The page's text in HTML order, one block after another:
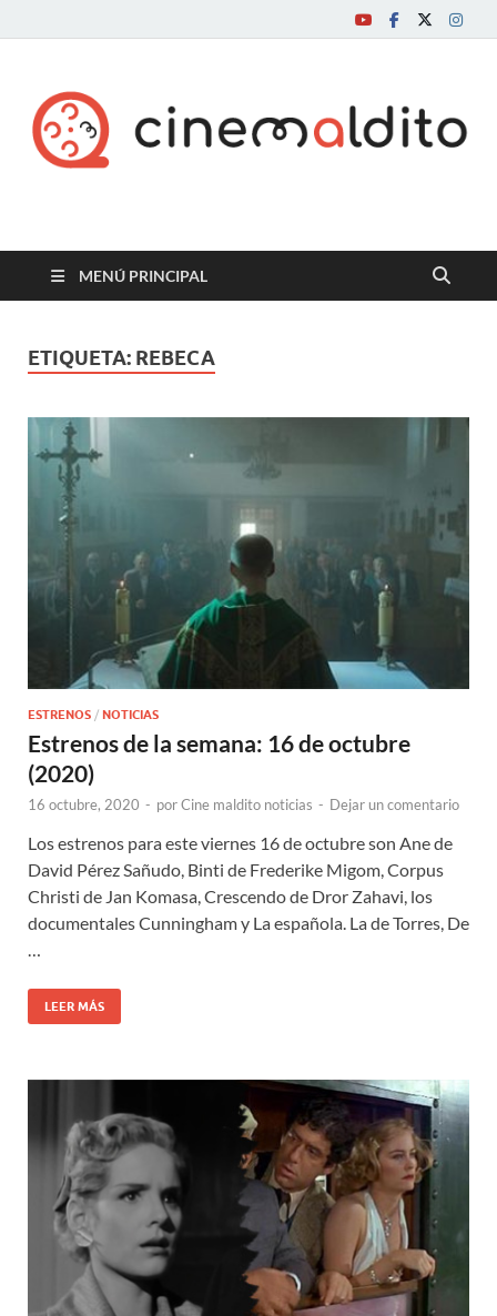
Cine maldito
MENÚ PRINCIPAL
ETIQUETA: REBECA
ESTRENOS / NOTICIAS
Estrenos de la semana: 16 de octubre
(2020)
16 octubre, 2020 - porCine maldito noticias - Dejar un comentario
Los estrenos para este viernes 16 de octubre son Ane de
David Pérez Sañudo, Binti de Frederike Migom, Corpus
Christi de Jan Komasa, Crescendo de Dror Zahavi, los
documentales Cunningham y La española. La de Torres, De
…
LEER MÁS